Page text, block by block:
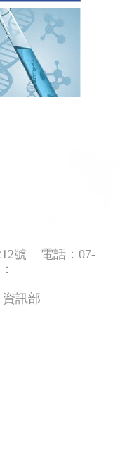
號 電話：07-
訊部